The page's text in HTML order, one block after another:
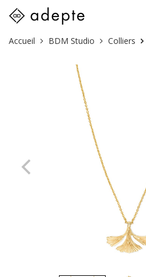
SkipVous
Accueil BDM Studio Colliers